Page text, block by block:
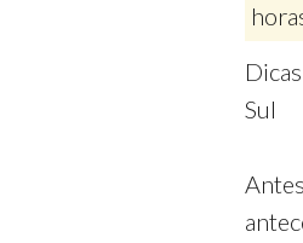
Sul